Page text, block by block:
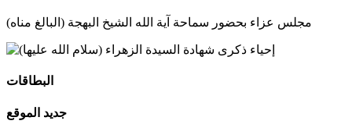
مجلس عزاء بحضور سماحة آية الله الشيخ البهجة (البالغ مناه)
البطاقات
جديد الموقع